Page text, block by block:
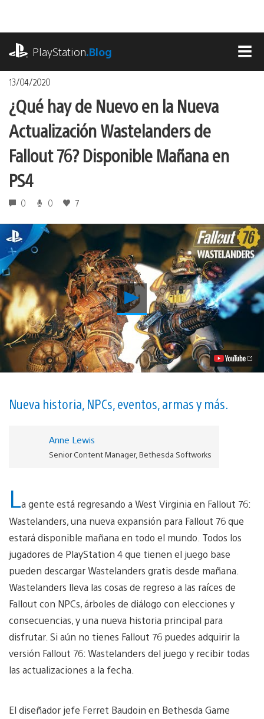
contenido
PlayStation.Blog
13/04/2020
¿Qué hay de Nuevo en la Nueva
Actualización Wastelanders de
Fallout 76? Disponible Mañana en
PS4
0 0 7
Reproducir
¿Qué
hay
de
Nuevo
en
la
Nueva
de
Fallout
en
Nueva historia, NPCs, eventos, armas y más.
Anne Lewis
Senior Content Manager, Bethesda Softworks
La gente está regresando a West Virginia en Fallout 76:
Wastelanders, una nueva expansión para Fallout 76 que
estará disponible mañana en todo el mundo. Todos los
jugadores de PlayStation 4 que tienen el juego base
pueden descargar Wastelanders gratis desde mañana.
Wastelanders lleva las cosas de regreso a las raíces de
Fallout con NPCs, árboles de diálogo con elecciones y
consecuencias, y una nueva historia principal para
disfrutar. Si aún no tienes Fallout 76 puedes adquirir la
versión Fallout 76: Wastelanders del juego y recibir todas
las actualizaciones a la fecha.
El diseñador jefe Ferret Baudoin en Bethesda Game